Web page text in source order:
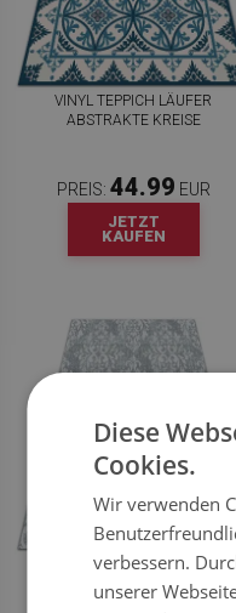
VINYL TEPPICH LÄUFER
ABSTRAKTE KREISE
PREIS: 44.99 EUR
JETZT
KAUFEN
VINYL TEPPICH LÄUFER
TAPETENBESCHAFFENHEIT
Diese
Cookies.
Wir verwenden
verbessern.
unserer